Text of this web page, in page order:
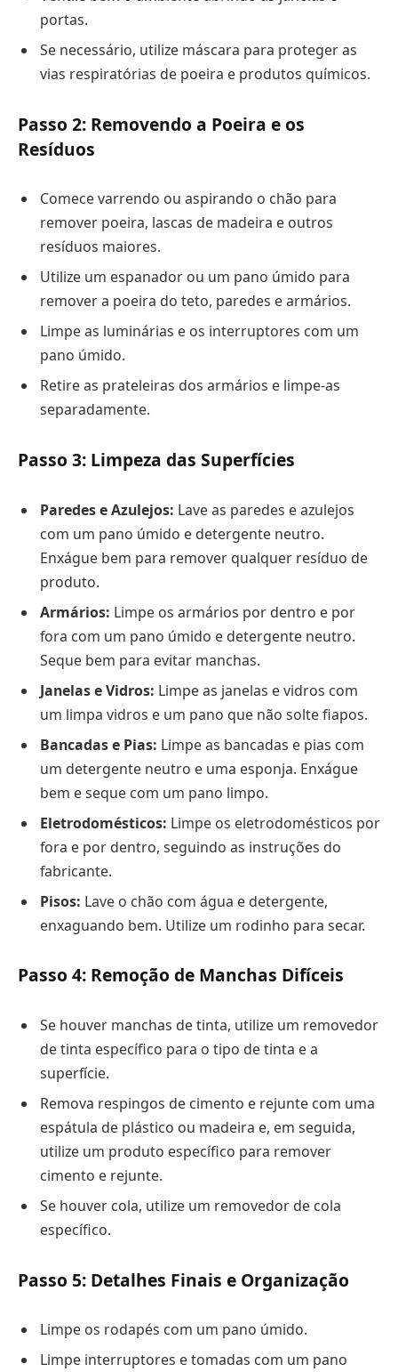
portas.
Se necessário, utilize máscara para proteger as
vias respiratórias de poeira e produtos químicos.
Passo 2: Removendo a Poeira e os
Resíduos
Comece varrendo ou aspirando o chão para
remover poeira, lascas de madeira e outros
resíduos maiores.
Utilize um espanador ou um pano úmido para
remover a poeira do teto, paredes e armários.
Limpe as luminárias e os interruptores com um
pano úmido.
Retire as prateleiras dos armários e limpe-as
separadamente.
Passo 3: Limpeza das Superfícies
Paredes e Azulejos: Lave as paredes e azulejos
com um pano úmido e detergente neutro.
Enxágue bem para remover qualquer resíduo de
produto.
Armários: Limpe os armários por dentro e por
fora com um pano úmido e detergente neutro.
Seque bem para evitar manchas.
Janelas e Vidros: Limpe as janelas e vidros com
um limpa vidros e um pano que não solte fiapos.
Bancadas e Pias: Limpe as bancadas e pias com
um detergente neutro e uma esponja. Enxágue
bem e seque com um pano limpo.
Eletrodomésticos: Limpe os eletrodomésticos por
fora e por dentro, seguindo as instruções do
fabricante.
Pisos: Lave o chão com água e detergente,
enxaguando bem. Utilize um rodinho para secar.
Passo 4: Remoção de Manchas Difíceis
Se houver manchas de tinta, utilize um removedor
de tinta específico para o tipo de tinta e a
superfície.
Remova respingos de cimento e rejunte com uma
espátula de plástico ou madeira e, em seguida,
utilize um produto específico para remover
cimento e rejunte.
Se houver cola, utilize um removedor de cola
específico.
Passo 5: Detalhes Finais e Organização
Limpe os rodapés com um pano úmido.
Limpe interruptores e tomadas com um pano